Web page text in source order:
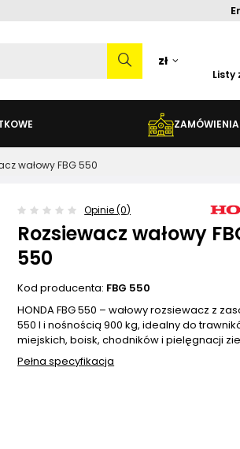
zł
Listy
wałowy FBG 550
Opinie (0)
Rozsiewacz wałowy
550
Kod producenta: FBG 550
HONDA FBG 550 – wałowy rozsiewacz z
550 l i nośnością 900 kg, idealny do
miejskich, boisk, chodników i pielęgnacji
Pełna specyfikacja